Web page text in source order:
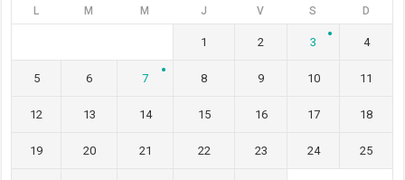
L M M J V S D
1 2 3 4
5 6 7 8 9 10 11
12 13 14 15 16 17 18
19 20 21 22 23 24 25